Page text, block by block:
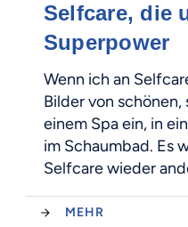
Selfcare, die
Superpower
Wenn ich an
Bilder von
einem Spa ein, in
im Schaumbad. Es
Selfcare wieder
MEHR